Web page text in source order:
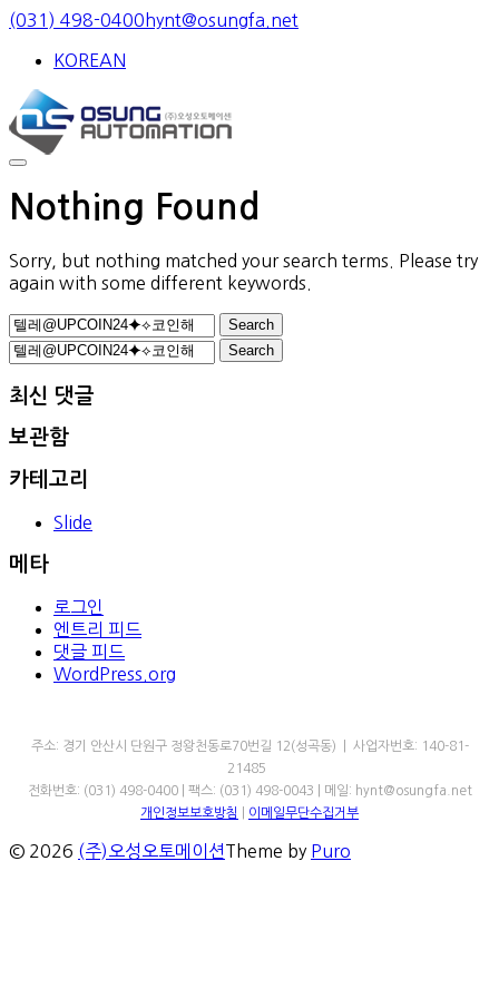
Skip
content
(031) 498-0400 hynt@osungfa.net
KOREAN
Nothing Found
Sorry, but nothing matched your search terms. Please try
again with some different keywords.
Search
for:
Search
for:
최신 댓글
보관함
카테고리
Slide
메타
로그인
엔트리 피드
댓글 피드
WordPress.org
주소: 경기 안산시 단원구 정왕천동로70번길 12(성곡동) | 사업자번호: 140-81-
21485
전화번호: (031) 498-0400 | 팩스: (031) 498-0043 | 메일: hynt@osungfa.net
개인정보보호방침
이메일무단수집거부
© 2026 (주)오성오토메이션Theme by Puro